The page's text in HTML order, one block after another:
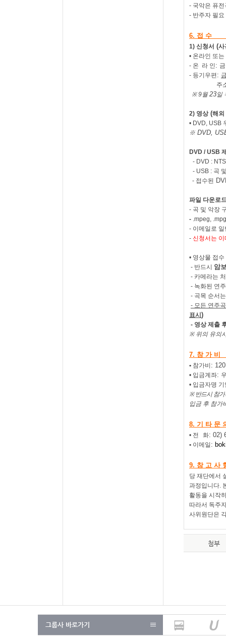
- 국악은 퓨
- 반주자 필
6. 접 수
1) 신청서 (사
• 온라인 또
- 온 라 인 :
- 등기우편 :
주
※ 9월23일
2) 영상(해외
• DVD, USB
※ DVD,
DVD / USB
- DVD :
- USB : 곡
- 접수된
파일 다운로
- 곡 및 악장
- .mpeg,
- 이메일로
- 신청서는
• 영상물 접
- 반드시 암
- 카메라는
- 녹화된 연
- 곡목 순서
- 모든 연주
표시 )
- 영상 제출
※ 위의 유의
7. 참 가 비
• 참가비 :
• 입금계좌:
• 입금자명
※ 반드시 참
입금 후 참가
8. 기 타 문
• 전 화: 02)
• 이메일 :
9. 참 고 사
당 재단에서
과정입니다.
활동을 시작
따라서 독주
사위원단은
첨부
그룹사 바로가기